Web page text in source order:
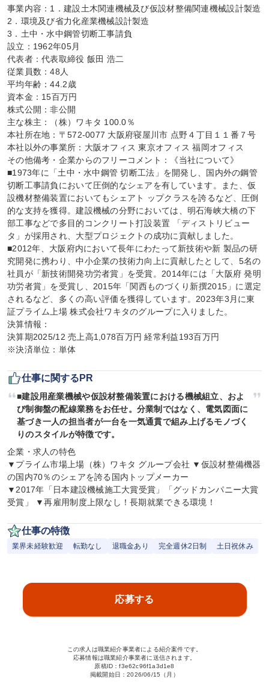
事業内容：1．建設土木関連機械及び仮設材整備関連機械設計製造
2．環境及び省力化産業機械設計製造
3．土中・水中鋼管切断工事請負
設立：1962年05月
代表者：代表取締役 飯田 浩二
従業員数：48人
平均年齢：44.2歳
資本金：15百万円
株式公開：非公開
主な株主：（株）ワキタ 100.0％
本社所在地：〒572-0077 大阪府寝屋川市 点野４丁目１１番７号
本社以外の事業所：大阪オフィス 東京オフィス 福岡オフィス
その他備考・企業からのフリーコメント：《当社について》
■1973年に「土中・水中鋼管 切断工法」を開発し、国内外の鋼管
切断工事請負において圧倒的なシェアを有しています。また、仮
設機材整備装置においてもシェアト ップクラスを誇るなど、圧倒
的な支持を獲得。建設機械の分野においては、明石海峡大橋の下
部工事などで多目的コンクリート打設装置 「ディストリビュー
タ」が採用され、大型プロジェクトの成功に貢献しました。
■2012年、大阪府内において長年にわたって新技術や新 製品の研
究開発に携わり、中小企業の技術力向上に貢献したとして、5名の
社員が「新技術開発功労者賞」を受賞。2014年には「大阪府 発明
功労者賞」を受賞し、2015年「関西ものづくり新撰2015」に選定
されるなど、多くの高い評価を獲得しています。2023年3月に東
証プライム上場 株式会社ワキタのグループに入りました。
決算情報：
決算期2025/12 売上高1,078百万円 経常利益193百万円
※決済単位：単体
仕事に関するPR
■建設用産業機械や仮設材整備装置における機械組立、およ
び制御盤の配線業務をお任せ。分業制ではなく、電気図面に
基づき一人の担当者が一台を一気通貫で組み上げるモノづく
りのスタイルが特徴です。
企業・求人の特色
▼プライム市場上場（株）ワキタ グループ会社 ▼仮設材整備機器
の国内70％のシェアを誇る国内トップメーカー
▼2017年「日本建設機械施工大賞受賞」「グッドカンパニー大賞
受賞」 ▼再雇用制度上限なし！長期就業できる環境！
仕事の特徴
業界未経験歓迎 転勤なし 退職金あり 完全週休2日制 土日祝休み
応募する
この求人は職業紹介事業者による紹介案件です。
応募情報は職業紹介事業者に送信されます。
原稿ID：f3e62c96f1a3d1e8
掲載開始日：2026/06/15（月）